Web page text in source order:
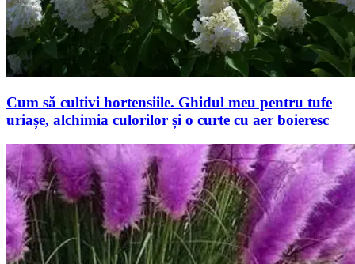
Cum să cultivi hortensiile. Ghidul meu pentru tufe
uriașe, alchimia culorilor și o curte cu aer boieresc